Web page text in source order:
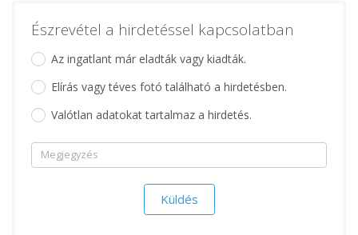
Észrevétel a hirdetéssel kapcsolatban
Az ingatlant már eladták vagy kiadták.
Elírás vagy téves fotó található a hirdetésben.
Valótlan adatokat tartalmaz a hirdetés.